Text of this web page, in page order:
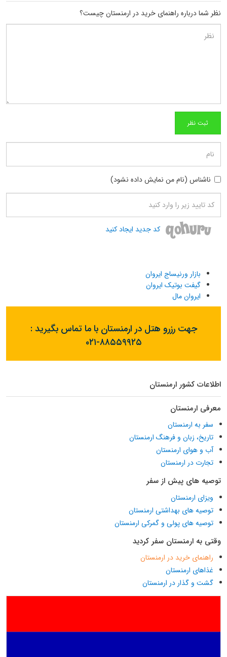
نظر شما درباره راهنمای خرید در ارمنستان چیست؟
ناشناس (نام من نمایش داده نشود)
کد جدید ایجاد کنید
بازار ورنیساج ایروان
گیفت بوتیک ایروان
ایروان مال
جهت رزرو هتل در ارمنستان با ما تماس بگیرید :
۰۲۱-۸۸۵۵۹۹۲۵
اطلاعات کشور ارمنستان
معرفی ارمنستان
سفر به ارمنستان
تاریخ، زبان و فرهنگ ارمنستان
آب و هوای ارمنستان
تجارت در ارمنستان
توصیه های پیش از سفر
ویزای ارمنستان
توصیه های بهداشتی ارمنستان
توصیه های پولی و گمرکی ارمنستان
وقتی به ارمنستان سفر کردید
راهنمای خرید در ارمنستان
غذاهای ارمنستان
گشت و گذار در ارمنستان